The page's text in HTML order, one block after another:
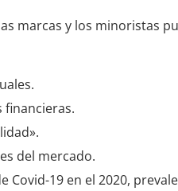
marcas y los minoristas
financieras.
del mercado.
19 en el 2020,